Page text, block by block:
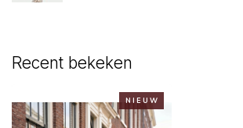
Recent bekeken
N I E U W